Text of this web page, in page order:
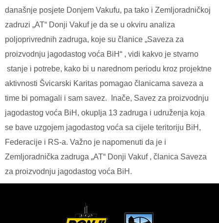
današnje posjete Donjem Vakufu, pa tako i Zemljoradničkoj
zadruzi „AT“ Donji Vakuf je da se u okviru analiza
poljoprivrednih zadruga, koje su članice „Saveza za
proizvodnju jagodastog voća BiH“ , vidi kakvo je stvarno
stanje i potrebe, kako bi u narednom periodu kroz projektne
aktivnosti Švicarski Karitas pomagao članicama saveza a
time bi pomagali i sam savez.
Inače, Savez za proizvodnju
jagodastog voća BiH, okuplja 13 zadruga i udruženja koja
se bave uzgojem jagodastog voća sa cijele teritoriju BiH,
Federacije i RS-a. Važno je napomenuti da je i
Zemljoradnička zadruga „AT“ Donji Vakuf , članica Saveza
za proizvodnju jagodastog voća BiH.